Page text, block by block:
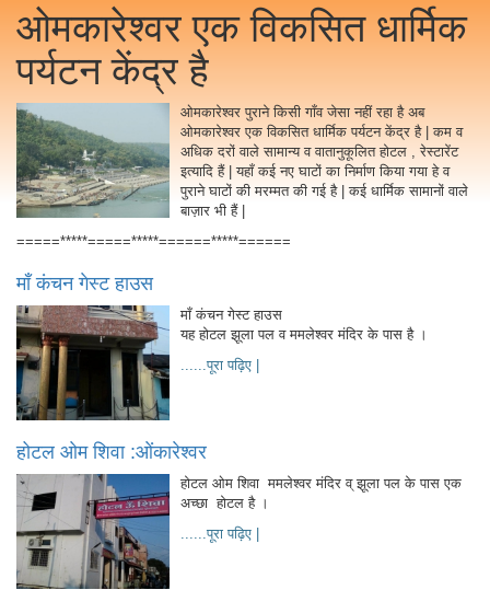
ओमकारेश्वर एक विकसित धार्मिक
पर्यटन केंद्र है
ओमकारेश्वर पुराने किसी गाँव जेसा नहीं रहा है अब
ओमकारेश्वर एक विकसित धार्मिक पर्यटन केंद्र है | कम व
अधिक दरों वाले सामान्य व वातानुकूलित होटल , रेस्टारेंट
इत्यादि हैं | यहाँ कई नए घाटों का निर्माण किया गया हे व
पुराने घाटों की मरम्मत की गई है | कई धार्मिक सामानों वाले
बाज़ार भी हैं |
=====*****=====*****======*****======
माँ कंचन गेस्ट हाउस
माँ कंचन गेस्ट हाउस
यह होटल झूला पल व ममलेश्वर मंदिर के पास है ।
......पूरा पढ़िए |
होटल ओम शिवा :ओंकारेश्वर
होटल ओम शिवा ममलेश्वर मंदिर व् झूला पल के पास एक
अच्छा होटल है ।
......पूरा पढ़िए |